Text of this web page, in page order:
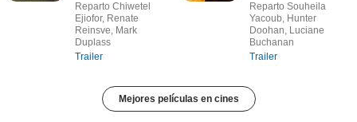
Reparto Chiwetel
Ejiofor, Renate
Reinsve, Mark
Duplass
Trailer
Reparto Souheila
Yacoub, Hunter
Doohan, Luciane
Buchanan
Trailer
Mejores películas en cines